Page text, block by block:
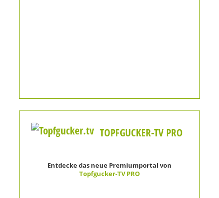
TOPFGUCKER-TV PRO
Entdecke das neue Premiumportal von
Topfgucker-TV PRO